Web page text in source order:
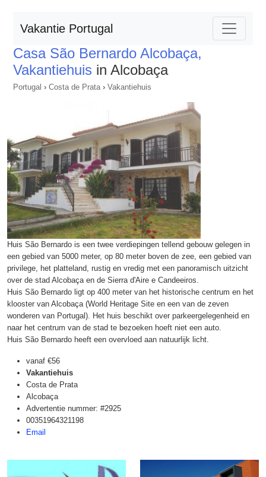
Vakantie Portugal
Casa São Bernardo Alcobaça,
Vakantiehuis in Alcobaça
Portugal › Costa de Prata› Vakantiehuis
Huis São Bernardo is een twee verdiepingen tellend gebouw gelegen in
een gebied van 5000 meter, op 80 meter boven de zee, een gebied van
privilege, het platteland, rustig en vredig met een panoramisch uitzicht
over de stad Alcobaça en de Sierra d'Aire e Candeeiros.
Huis São Bernardo ligt op 400 meter van het historische centrum en het
klooster van Alcobaça (World Heritage Site en een van de zeven
wonderen van Portugal). Het huis beschikt over parkeergelegenheid en
naar het centrum van de stad te bezoeken hoeft niet een auto.
Huis São Bernardo heeft een overvloed aan natuurlijk licht.
vanaf €56
Vakantiehuis
Costa de Prata
Alcobaça
Advertentie nummer: #2925
00351964321198
Email